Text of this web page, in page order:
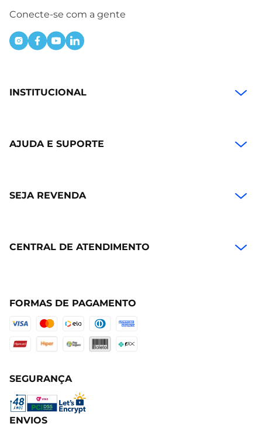
Conecte-se com a gente
INSTITUCIONAL
AJUDA E SUPORTE
SEJA REVENDA
CENTRAL DE ATENDIMENTO
FORMAS DE PAGAMENTO
SEGURANÇA
ENVIOS